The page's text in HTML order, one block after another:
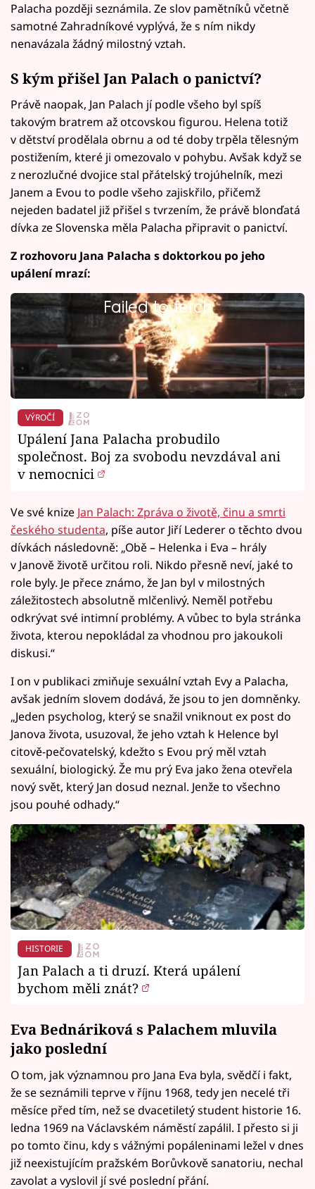
Palacha později seznámila. Ze slov pamětníků včetně
samotné Zahradníkové vyplývá, že s ním nikdy
nenavázala žádný milostný vztah.
S kým přišel Jan Palach o panictví?
Právě naopak, Jan Palach jí podle všeho byl spíš
takovým bratrem až otcovskou figurou. Helena totiž
v dětství prodělala obrnu a od té doby trpěla tělesným
postižením, které ji omezovalo v pohybu. Avšak když se
z nerozlučné dvojice stal přátelský trojúhelník, mezi
Janem a Evou to podle všeho zajiskřilo, přičemž
nejeden badatel již přišel s tvrzením, že právě blonďatá
dívka ze Slovenska měla Palacha připravit o panictví.
Z rozhovoru Jana Palacha s doktorkou po jeho
upálení mrazí:
Failed to fetch
VÝROČÍ
Upálení Jana Palacha probudilo
společnost. Boj za svobodu nevzdával ani
v nemocnici
Ve své knize Jan Palach: Zpráva o životě, činu a smrti
českého studenta, píše autor Jiří Lederer o těchto dvou
dívkách následovně: „Obě – Helenka i Eva – hrály
v Janově životě určitou roli. Nikdo přesně neví, jaké to
role byly. Je přece známo, že Jan byl v milostných
záležitostech absolutně mlčenlivý. Neměl potřebu
odkrývat své intimní problémy. A vůbec to byla stránka
života, kterou nepokládal za vhodnou pro jakoukoli
diskusi.“
I on v publikaci zmiňuje sexuální vztah Evy a Palacha,
avšak jedním slovem dodává, že jsou to jen domněnky.
„Jeden psycholog, který se snažil vniknout ex post do
Janova života, usuzoval, že jeho vztah k Helence byl
citově-pečovatelský, kdežto s Evou prý měl vztah
sexuální, biologický. Že mu prý Eva jako žena otevřela
nový svět, který Jan dosud neznal. Jenže to všechno
jsou pouhé odhady.“
HISTORIE
Jan Palach a ti druzí. Která upálení
bychom měli znát?
Eva Bednáriková s Palachem mluvila
jako poslední
O tom, jak významnou pro Jana Eva byla, svědčí i fakt,
že se seznámili teprve v říjnu 1968, tedy jen necelé tři
měsíce před tím, než se dvacetiletý student historie 16.
ledna 1969 na Václavském náměstí zapálil. I přesto si ji
po tomto činu, kdy s vážnými popáleninami ležel v dnes
již neexistujícím pražském Borůvkově sanatoriu, nechal
zavolat a vyslovil jí své poslední přání.